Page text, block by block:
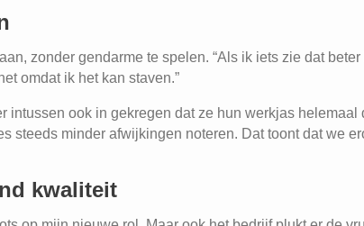
zonder gendarme te spelen. “Als ik iets zie dat
omdat ik het kan staven.”
intussen ook in gekregen dat ze hun werkjas helemaal
steeds minder afwijkingen noteren. Dat toont dat we
kwaliteit